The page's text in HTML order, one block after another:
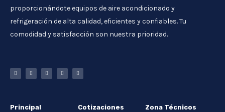
proporcionándote equipos de aire acondicionado y
refrigeración de alta calidad, eficientes y confiables. Tu
comodidad y satisfacción son nuestra prioridad.
Principal Cotizaciones Zona Técnicos